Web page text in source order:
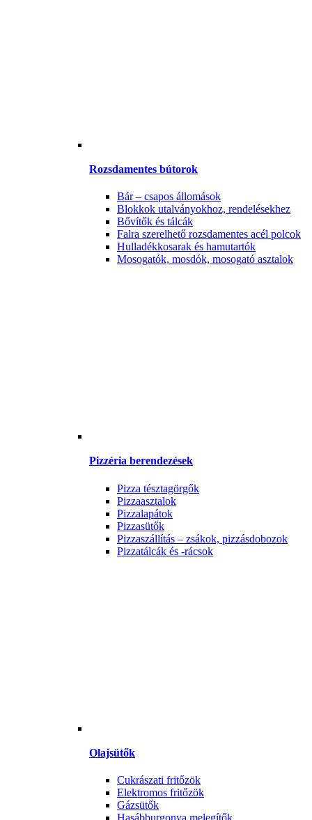
Rozsdamentes bútorok
Bár – csapos állomások
Blokkok utalványokhoz, rendelésekhez
Bővítők és tálcák
Falra szerelhető rozsdamentes acél polcok
Hulladékkosarak és hamutartók
Mosogatók, mosdók, mosogató asztalok
Pizzéria berendezések
Pizza tésztagörgők
Pizzaasztalok
Pizzalapátok
Pizzasütők
Pizzaszállítás – zsákok, pizzásdobozok
Pizzatálcák és -rácsok
Olajsütők
Cukrászati fritőzök
Elektromos fritőzök
Gázsütők